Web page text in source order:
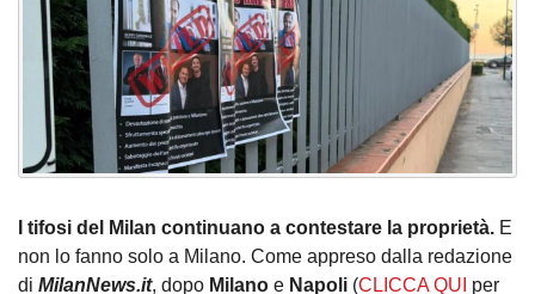
I tifosi del Milan continuano a contestare la proprietà. E
non lo fanno solo a Milano. Come appreso dalla redazione
di MilanNews.it, dopo Milano e Napoli (CLICCA QUI per